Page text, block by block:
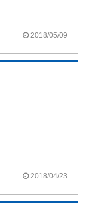
2018/05/09
2018/04/23